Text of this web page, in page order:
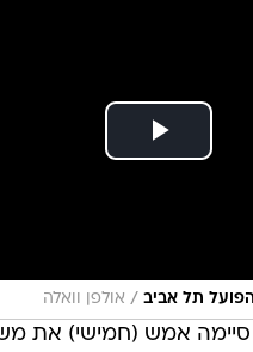
תל אביב / אולפן וואלה
סיימה אמש (חמישי) את